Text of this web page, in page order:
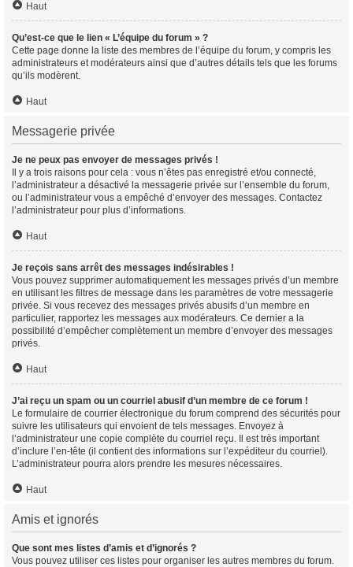
Haut
Qu’est-ce que le lien « L’équipe du forum » ?
Cette page donne la liste des membres de l’équipe du forum, y compris les
administrateurs et modérateurs ainsi que d’autres détails tels que les forums
qu’ils modèrent.
Haut
Messagerie privée
Je ne peux pas envoyer de messages privés !
Il y a trois raisons pour cela : vous n’êtes pas enregistré et/ou connecté,
l’administrateur a désactivé la messagerie privée sur l’ensemble du forum,
ou l’administrateur vous a empêché d’envoyer des messages. Contactez
l’administrateur pour plus d’informations.
Haut
Je reçois sans arrêt des messages indésirables !
Vous pouvez supprimer automatiquement les messages privés d’un membre
en utilisant les filtres de message dans les paramètres de votre messagerie
privée. Si vous recevez des messages privés abusifs d’un membre en
particulier, rapportez les messages aux modérateurs. Ce dernier a la
possibilité d’empêcher complètement un membre d’envoyer des messages
privés.
Haut
J’ai reçu un spam ou un courriel abusif d’un membre de ce forum !
Le formulaire de courrier électronique du forum comprend des sécurités pour
suivre les utilisateurs qui envoient de tels messages. Envoyez à
l’administrateur une copie complète du courriel reçu. Il est très important
d’inclure l’en-tête (il contient des informations sur l’expéditeur du courriel).
L’administrateur pourra alors prendre les mesures nécessaires.
Haut
Amis et ignorés
Que sont mes listes d’amis et d’ignorés ?
Vous pouvez utiliser ces listes pour organiser les autres membres du forum.